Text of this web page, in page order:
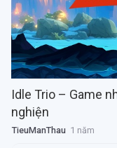
Idle Trio – Game
nghiện
TieuManThau 1 năm